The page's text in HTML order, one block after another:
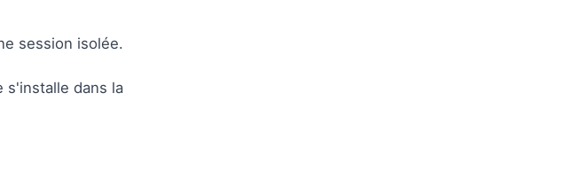
session isolée.
s'installe dans la